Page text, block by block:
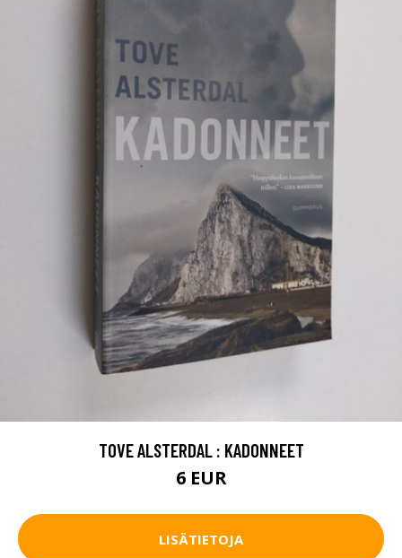
TOVE ALSTERDAL : KADONNEET
6 EUR
LISÄTIETOJA